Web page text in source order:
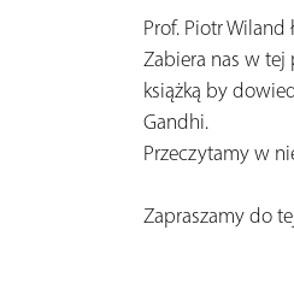
Prof. Piotr Wiland
Zabiera nas w tej
książką by
Gandhi.
Przeczytamy w
Zapraszamy do